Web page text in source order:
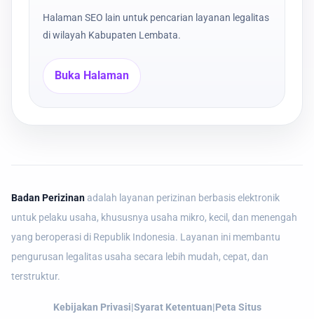
Halaman SEO lain untuk pencarian layanan legalitas
di wilayah Kabupaten Lembata.
Buka Halaman
Badan Perizinan adalah layanan perizinan berbasis elektronik
untuk pelaku usaha, khususnya usaha mikro, kecil, dan menengah
yang beroperasi di Republik Indonesia. Layanan ini membantu
pengurusan legalitas usaha secara lebih mudah, cepat, dan
terstruktur.
Kebijakan Privasi|Syarat Ketentuan|Peta Situs